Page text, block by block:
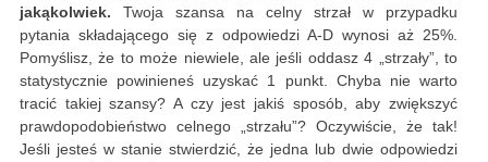
jakąkolwiek. Twoja szansa na celny strzał w przypadku
pytania składającego się z odpowiedzi A-D wynosi aż 25%.
Pomyślisz, że to może niewiele, ale jeśli oddasz 4 „strzały”, to
statystycznie powinieneś uzyskać 1 punkt. Chyba nie warto
tracić takiej szansy? A czy jest jakiś sposób, aby zwiększyć
prawdopodobieństwo celnego „strzału”? Oczywiście, że tak!
Jeśli jesteś w stanie stwierdzić, że jedna lub dwie odpowiedzi